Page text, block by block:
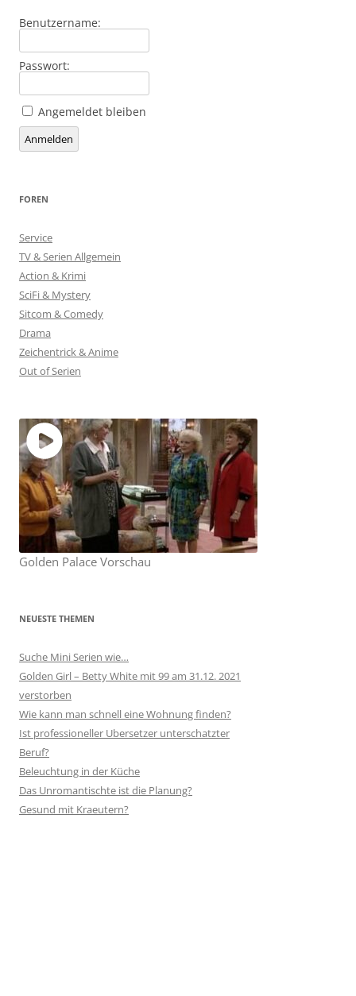
Benutzername:
Passwort:
Angemeldet bleiben
Alternative:
Anmelden
FOREN
Service
TV & Serien Allgemein
Action & Krimi
SciFi & Mystery
Sitcom & Comedy
Drama
Zeichentrick & Anime
Out of Serien
Golden Palace Vorschau
NEUESTE THEMEN
Suche Mini Serien wie…
Golden Girl – Betty White mit 99 am 31.12. 2021
verstorben
Wie kann man schnell eine Wohnung finden?
Ist professioneller Ubersetzer unterschatzter
Beruf?
Beleuchtung in der Küche
Das Unromantischte ist die Planung?
Gesund mit Kraeutern?